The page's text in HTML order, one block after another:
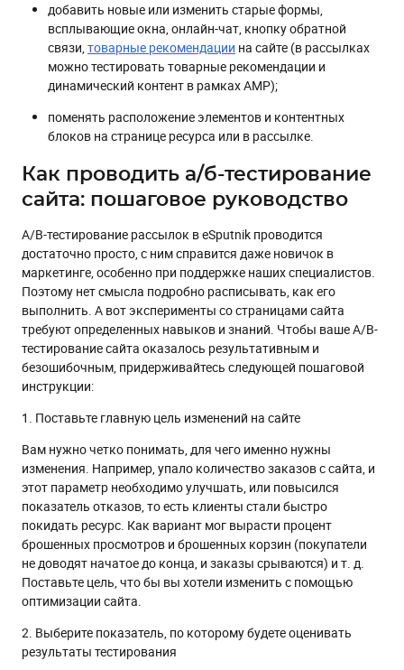
добавить новые или изменить старые формы,
всплывающие окна, онлайн-чат, кнопку обратной
связи,товарные рекомендации на сайте (в рассылках
можно тестировать товарные рекомендации и
динамический контент в рамках AMP);
поменять расположение элементов и контентных
блоков на странице ресурса или в рассылке.
Как проводить а/б-тестирование
сайта: пошаговое руководство
A/B-тестирование рассылок в eSputnik проводится
достаточно просто, с ним справится даже новичок в
маркетинге, особенно при поддержке наших специалистов.
Поэтому нет смысла подробно расписывать, как его
выполнить. А вот эксперименты со страницами сайта
требуют определенных навыков и знаний. Чтобы ваше A/B-
тестирование сайта оказалось результативным и
безошибочным, придерживайтесь следующей пошаговой
инструкции:
1. Поставьте главную цель изменений на сайте
Вам нужно четко понимать, для чего именно нужны
изменения. Например, упало количество заказов с сайта, и
этот параметр необходимо улучшать, или повысился
показатель отказов, то есть клиенты стали быстро
покидать ресурс. Как вариант мог вырасти процент
брошенных просмотров и брошенных корзин (покупатели
не доводят начатое до конца, и заказы срываются) и т. д.
Поставьте цель, что бы вы хотели изменить с помощью
оптимизации сайта.
2. Выберите показатель, по которому будете оценивать
результаты тестирования